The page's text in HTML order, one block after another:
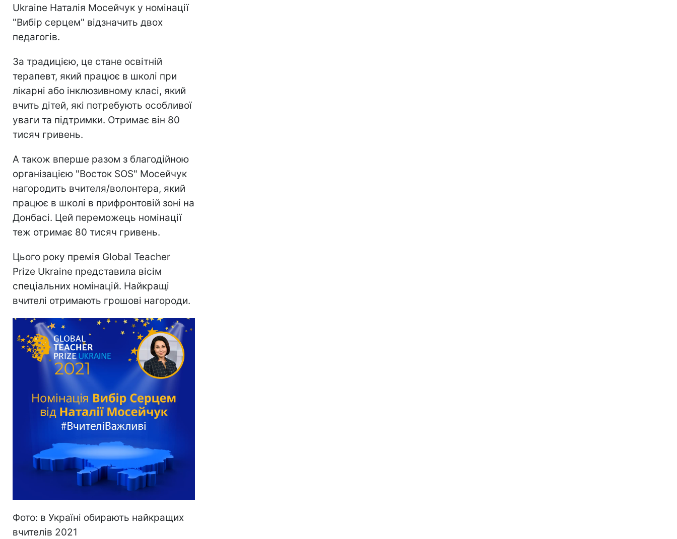
Ukraine Наталія Мосейчук у номінації
"Вибір серцем" відзначить двох
педагогів.
За традицією, це стане освітній
терапевт, який працює в школі при
лікарні або інклюзивному класі, який
вчить дітей, які потребують особливої
уваги та підтримки. Отримає він 80
тисяч гривень.
А також вперше разом з благодійною
організацією "Восток SOS" Мосейчук
нагородить вчителя/волонтера, який
працює в школі в прифронтовій зоні на
Донбасі. Цей переможець номінації
теж отримає 80 тисяч гривень.
Цього року премія Global Teacher
Prize Ukraine представила вісім
спеціальних номінацій. Найкращі
вчителі отримають грошові нагороди.
Фото: в Україні обирають найкращих
вчителів 2021